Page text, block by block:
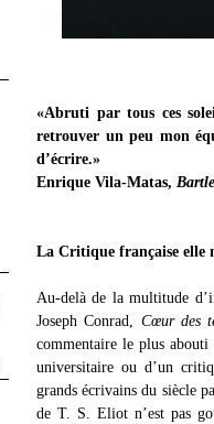
«Abruti par tous ces
retrouver un peu mon
d’écrire.»
Enrique Vila-Matas,
La Critique française elle
Au-delà de la multitude
Joseph Conrad, Cœur des
commentaire le plus abouti
universitaire ou d’un
grands écrivains du siècle
de T. S. Eliot n’est pas